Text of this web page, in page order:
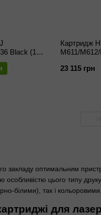
закладу оптимальним
особливістю цього типу
білими), так і кольоровими.
для
Black (10
Картридж
M611/
23 115 грн